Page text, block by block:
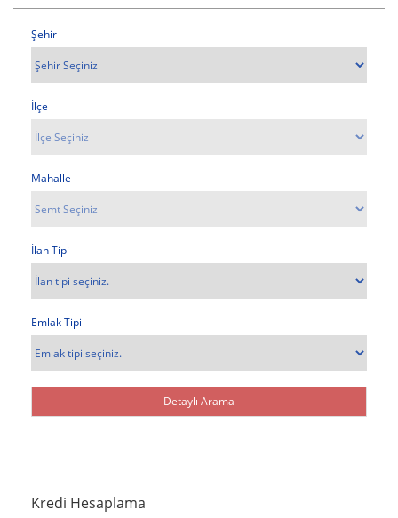
Şehir
İlçe
Mahalle
İlan Tipi
Emlak Tipi
Kredi Hesaplama